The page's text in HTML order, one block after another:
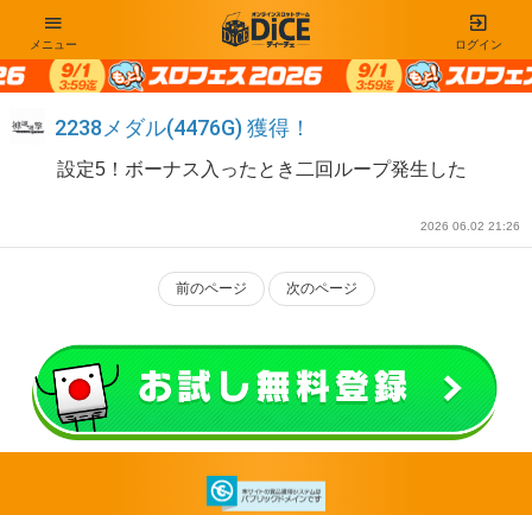
ログイン
メニュー
2238メダル(4476G) 獲得！
設定5！ボーナス入ったとき二回ループ発生した
2026 06.02 21:26
前のページ 次のページ